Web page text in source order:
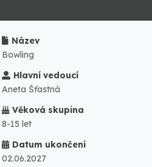
Název
Bowling
Hlavní vedoucí
Aneta Šťastná
Věková skupina
8-15 let
Datum ukončení
02.06.2027